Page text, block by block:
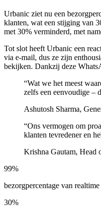
Urbanic ziet nu een
klanten, wat een stijging van
met 30% verminderd, met
Tot slot heeft Urbanic een
via e-mail, dus ze zijn
bekijken. Dankzij deze
“Wat we het meest
zelfs een eenvoudige –
Ashutosh Sharma,
“Ons vermogen om
klanten tevredener en
Krishna Gautam, Head
99%
bezorgpercentage van
30%